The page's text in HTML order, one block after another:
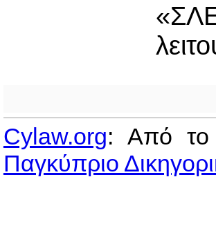
Cylaw.org: Από το
Παγκύπριο